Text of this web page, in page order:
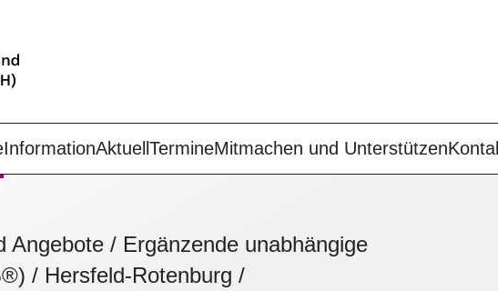
InformationAktuell TermineMitmachen und Unterstützen
Angebote / Ergänzende unabhängige
/ Hersfeld-Rotenburg /